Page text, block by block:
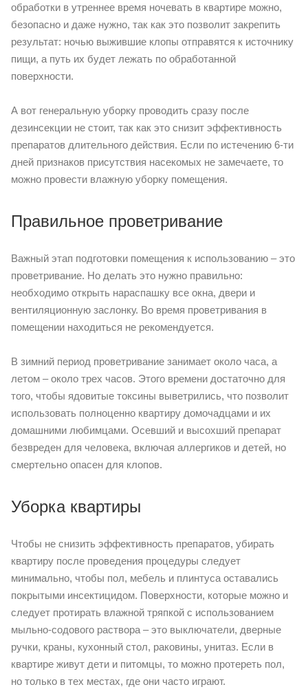
обработки в утреннее время ночевать в квартире можно,
безопасно и даже нужно, так как это позволит закрепить
результат: ночью выжившие клопы отправятся к источнику
пищи, а путь их будет лежать по обработанной
поверхности.
А вот генеральную уборку проводить сразу после
дезинсекции не стоит, так как это снизит эффективность
препаратов длительного действия. Если по истечению 6-ти
дней признаков присутствия насекомых не замечаете, то
можно провести влажную уборку помещения.
Правильное проветривание
Важный этап подготовки помещения к использованию – это
проветривание. Но делать это нужно правильно:
необходимо открыть нараспашку все окна, двери и
вентиляционную заслонку. Во время проветривания в
помещении находиться не рекомендуется.
В зимний период проветривание занимает около часа, а
летом – около трех часов. Этого времени достаточно для
того, чтобы ядовитые токсины выветрились, что позволит
использовать полноценно квартиру домочадцами и их
домашними любимцами. Осевший и высохший препарат
безвреден для человека, включая аллергиков и детей, но
смертельно опасен для клопов.
Уборка квартиры
Чтобы не снизить эффективность препаратов, убирать
квартиру после проведения процедуры следует
минимально, чтобы пол, мебель и плинтуса оставались
покрытыми инсектицидом. Поверхности, которые можно и
следует протирать влажной тряпкой с использованием
мыльно-содового раствора – это выключатели, дверные
ручки, краны, кухонный стол, раковины, унитаз. Если в
квартире живут дети и питомцы, то можно протереть пол,
но только в тех местах, где они часто играют.